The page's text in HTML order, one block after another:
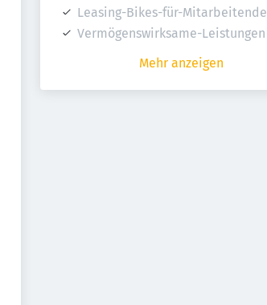
Leasing-Bikes-für-Mitarbeitende
Vermögenswirksame-Leistungen
Mehr anzeigen